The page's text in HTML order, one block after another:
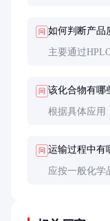
问 如何判断产品
主要通过
问 该化合物有哪
根据具体应用
问 运输过程中有
应按一般化学